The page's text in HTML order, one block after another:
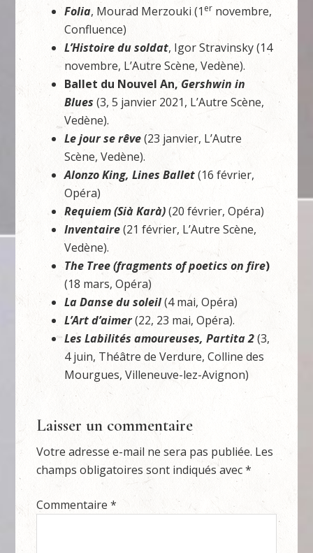
Folia, Mourad Merzouki (1 er novembre,
Confluence)
L’Histoire du soldat, Igor Stravinsky (14
novembre, L’Autre Scène, Vedène).
Ballet du Nouvel An,Gershwin in
Blues (3, 5 janvier 2021, L’Autre Scène,
Vedène).
Le jour se rêve(23 janvier, L’Autre
Scène, Vedène).
Alonzo King, Lines Ballet(16 février,
Opéra)
Requiem (Sià Karà)(20 février, Opéra)
Inventaire(21 février, L’Autre Scène,
Vedène).
The Tree (fragments of poetics on fire)
(18 mars, Opéra)
La Danse du soleil(4 mai, Opéra)
L’Art d’aimer(22, 23 mai, Opéra).
Les Labilités amoureuses, Partita 2(3,
4 juin, Théâtre de Verdure, Colline des
Mourgues, Villeneuve-lez-Avignon)
Laisser un commentaire
Votre adresse e-mail ne sera pas publiée. Les
champs obligatoires sont indiqués avec*
Commentaire*